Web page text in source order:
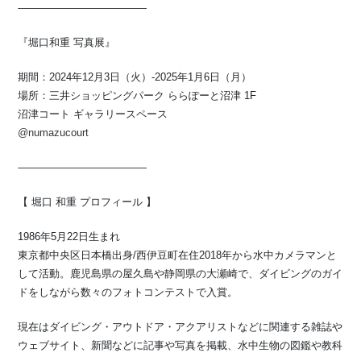
-————————————
『堀口和重 写真展』
期間：2024年12月3日（火）-2025年1月6日（月）
場所：三井ショッピングパーク ららぽーと沼津 1F
沼津コート ギャラリースペース
@numazucourt
-————————————
【 堀口 和重 プロフィール 】
1986年5月22日生まれ
東京都中央区日本橋出身/西伊豆町在住2018年から水中カメラマンと
して活動。鹿児島県の屋久島や静岡県の大瀬崎で、ダイビングのガイ
ドをしながら数々のフォトコンテストで入賞。
現在はダイビング・アウトドア・アクアリストなどに関連する雑誌や
ウェブサイト、新聞などに記事や写真を掲載、水中生物の図鑑や教科